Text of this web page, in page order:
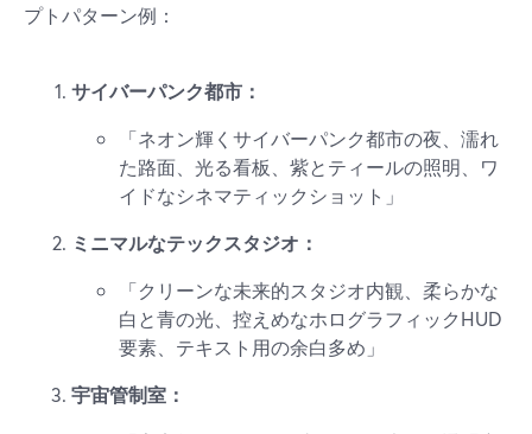
プトパターン例：
サイバーパンク都市：
「ネオン輝くサイバーパンク都市の夜、濡れ
た路面、光る看板、紫とティールの照明、ワ
イドなシネマティックショット」
ミニマルなテックスタジオ：
「クリーンな未来的スタジオ内観、柔らかな
白と青の光、控えめなホログラフィックHUD
要素、テキスト用の余白多め」
宇宙管制室：